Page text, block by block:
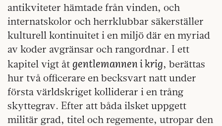
antikviteter hämtade från vinden, och
internatskolor och herrklubbar säkerställer
kulturell kontinuitet i en miljö där en myriad
av koder avgränsar och rangordnar. I ett
kapitel vigt åt gentlemannen i krig, berättas
hur två officerare en becksvart natt under
första världskriget kolliderar i en trång
skyttegrav. Efter att båda ilsket uppgett
militär grad, titel och regemente, utropar den